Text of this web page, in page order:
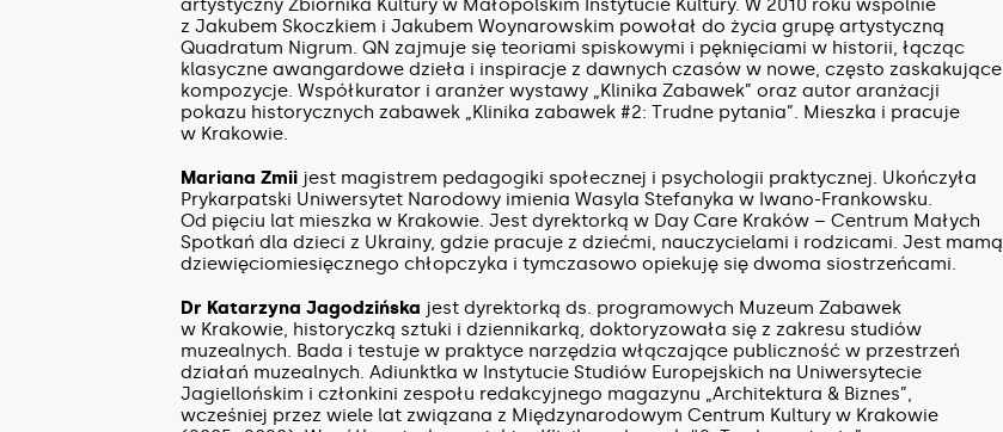
artystyczny Zbiornika Kultury w Małopolskim Instytucie Kultury. W 2010 roku wspólnie
z Jakubem Skoczkiem i Jakubem Woynarowskim powołał do życia grupę artystyczną
Quadratum Nigrum. QN zajmuje się teoriami spiskowymi i pęknięciami w historii, łącząc
klasyczne awangardowe dzieła i inspiracje z dawnych czasów w nowe, często zaskakujące
kompozycje. Współkurator i aranżer wystawy „Klinika Zabawek” oraz autor aranżacji
pokazu historycznych zabawek „Klinika zabawek #2: Trudne pytania”. Mieszka i pracuje
w Krakowie.
Mariana Zmiijest magistrem pedagogiki społecznej i psychologii praktycznej. Ukończyła
Prykarpatski Uniwersytet Narodowy imienia Wasyla Stefanyka w Iwano-Frankowsku.
Od pięciu lat mieszka w Krakowie. Jest dyrektorką w Day Care Kraków – Centrum Małych
Spotkań dla dzieci z Ukrainy, gdzie pracuje z dziećmi, nauczycielami i rodzicami. Jest mamą
dziewięciomiesięcznego chłopczyka i tymczasowo opiekuję się dwoma siostrzeńcami.
Dr Katarzyna Jagodzińska jest dyrektorką ds. programowych Muzeum Zabawek
w Krakowie, historyczką sztuki i dziennikarką, doktoryzowała się z zakresu studiów
muzealnych. Bada i testuje w praktyce narzędzia włączające publiczność w przestrzeń
działań muzealnych. Adiunktka w Instytucie Studiów Europejskich na Uniwersytecie
Jagiellońskim i członkini zespołu redakcyjnego magazynu „Architektura & Biznes”,
wcześniej przez wiele lat związana z Międzynarodowym Centrum Kultury w Krakowie